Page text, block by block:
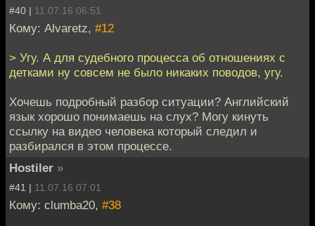
#40 | 11.07.16 06:51
Кому: Alvaretz, #12
> Угу. А для судебного процесса об отношениях с
детками ну совсем не было никаких поводов, угу.
Хочешь подробный разбор ситуации? Английский
язык хорошо понимаешь на слух? Могу кинуть
ссылку на видео человека который следил и
разбирался в этом процессе.
Hostiler »
#41 | 11.07.16 07:01
Кому: clumba20, #38